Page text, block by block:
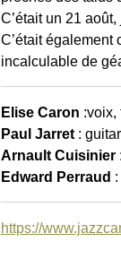
C’était un 21
C’était également
incalculable de
Elise Caron :voix,
Paul Jarret :
Arnault Cuisinier
Edward Perraud
https://